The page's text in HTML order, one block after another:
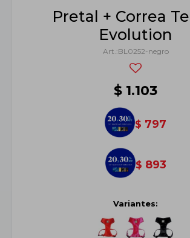
Pretal + Correa
Evolution
BL0252-negro
$ 1.103
$ 797
$ 893
Variantes: